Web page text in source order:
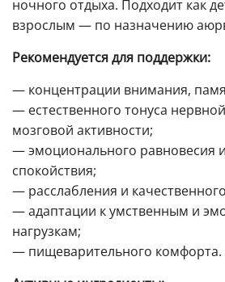
ночного отдыха. Подходит как
взрослым — по назначению
Рекомендуется для поддержки:
— концентрации внимания,
— естественного тонуса
мозговой активности;
— эмоционального равновесия
спокойствия;
— расслабления и
— адаптации к умственным и
нагрузкам;
— пищеварительного комфорта.